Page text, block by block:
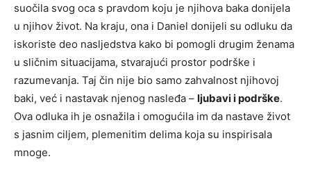
suočila svog oca s pravdom koju je njihova baka donijela
u njihov život. Na kraju, ona i Daniel donijeli su odluku da
iskoriste deo nasljedstva kako bi pomogli drugim ženama
u sličnim situacijama, stvarajući prostor podrške i
razumevanja. Taj čin nije bio samo zahvalnost njihovoj
baki, već i nastavak njenog nasleđa – ljubavi i podrške.
Ova odluka ih je osnažila i omogućila im da nastave život
s jasnim ciljem, plemenitim delima koja su inspirisala
mnoge.